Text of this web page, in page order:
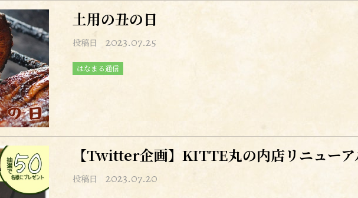
土用の丑の日
投稿日 2023.07.25
はなまる通信
【Twitter企画】KITTE丸の内店リニュー
投稿日 2023.07.20